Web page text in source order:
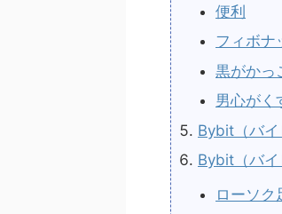
便利
フィボナ
黒がかっ
男心がく
Bybit（バイ
Bybit（バイ
ローソク